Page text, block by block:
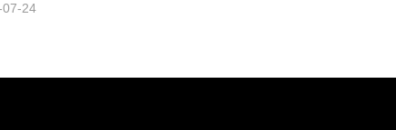
24